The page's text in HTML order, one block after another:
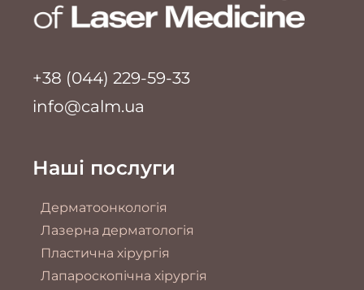
+38 (044) 229-59-33
info@calm.ua
Наші послуги
Дерматоонкологія
Лазерна дерматологія
Пластична хірургія
Лапароскопічна хірургія